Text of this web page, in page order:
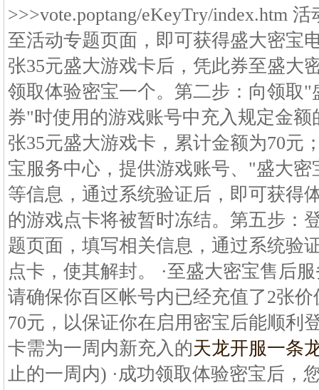
>>>vote.poptang/eKeyTry/index.htm
至活动专题页面，即可获得盛大密宝
张35元盛大游戏卡后，凭此券至盛大
领取体验密宝一个。第二步：向领取
券"时使用的游戏账号中充入规定金
张35元盛大游戏卡，累计金额为70元
宝服务中心，提供游戏账号、"盛大
等信息，通过系统验证后，即可获得
的游戏点卡将被暂时冻结。第五步：
题页面，填写相关信息，通过系统验
点卡，使其解封。 ·至盛大密宝售后
请确保你百区帐号内已经充值了2张
70元，以保证你在启用密宝后能顺利
卡需为一周内新充入的天龙开服一条
止的一周内) ·成功领取体验密宝后，